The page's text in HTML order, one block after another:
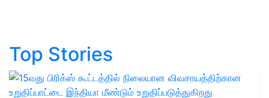
Top Stories